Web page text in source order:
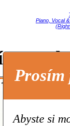
Piano, Vocal
Prosím
Abyste si